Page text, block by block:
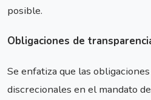
posible.
Obligaciones de
Se enfatiza que las
discrecionales en el mandato